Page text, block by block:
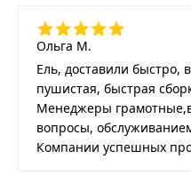
Ольга М.
Ель, доставили быстро,
пушистая, быстрая
Менеджеры
вопросы,
Компании успешных